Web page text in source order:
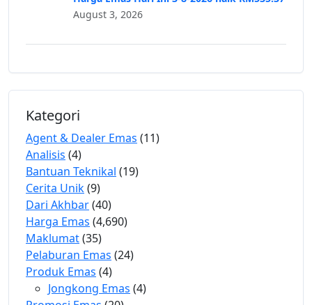
August 3, 2026
Kategori
Agent & Dealer Emas (11)
Analisis (4)
Bantuan Teknikal (19)
Cerita Unik(9)
Dari Akhbar(40)
Harga Emas (4,690)
Maklumat(35)
Pelaburan Emas (24)
Produk Emas (4)
Jongkong Emas (4)